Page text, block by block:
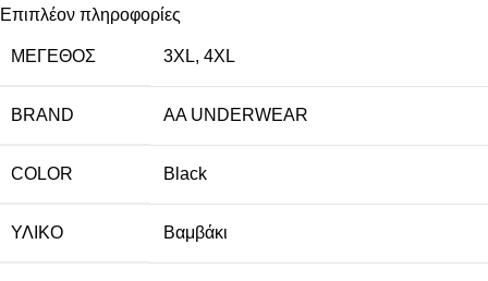
Επιπλέον πληροφορίες
ΜΈΓΕΘΟΣ 3XL, 4XL
BRAND AA UNDERWEAR
COLOR Black
ΥΛΙΚΌ Βαμβάκι